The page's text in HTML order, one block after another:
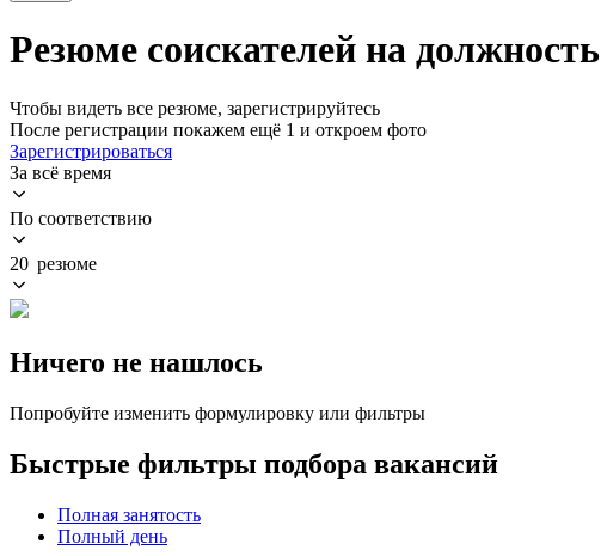
Резюме соискателей на
Чтобы видеть все резюме, зарегистрируйтесь
После регистрации покажем ещё 1 и откроем фото
Зарегистрироваться
За всё время
По соответствию
20 резюме
Ничего не нашлось
Попробуйте изменить формулировку или фильтры
Быстрые фильтры подбора вакансий
Полная занятость
Полный день